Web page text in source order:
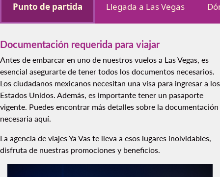
Punto de partida Llegada a Las Vegas
Documentación requerida para viajar
Antes de embarcar en uno de nuestros vuelos a Las Vegas, es
esencial asegurarte de tener todos los documentos necesarios.
Los ciudadanos mexicanos necesitan una visa para ingresar a los
Estados Unidos. Además, es importante tener un pasaporte
vigente. Puedes encontrar más detalles sobre la documentación
necesaria aquí.
La agencia de viajes Ya Vas te lleva a esos lugares inolvidables,
disfruta de nuestras promociones y beneficios.